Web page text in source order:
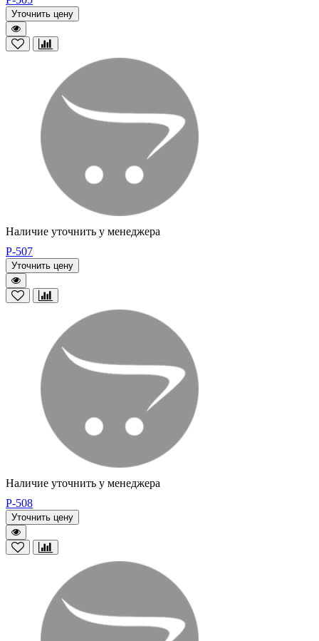
Уточнить цену
Наличие уточнить у менеджера
P-507
Уточнить цену
Наличие уточнить у менеджера
P-508
Уточнить цену